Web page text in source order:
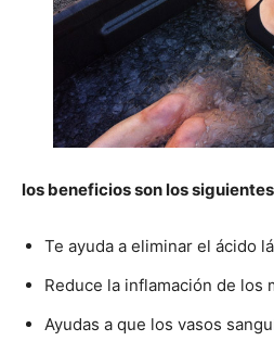
los beneficios son los
Te ayuda a eliminar el ácido
Reduce la inflamación de los
Ayudas a que los vasos